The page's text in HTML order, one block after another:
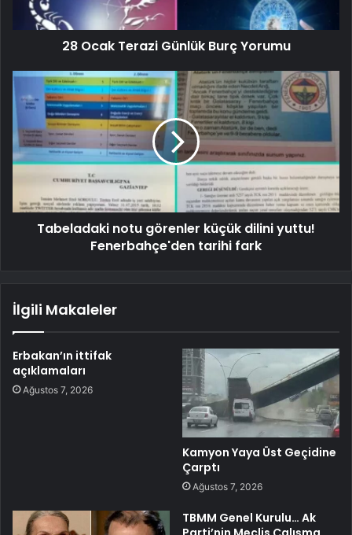
28 Ocak Terazi Günlük Burç Yorumu
Tabeladaki notu görenler küçük dilini yuttu!
Fenerbahçe'den tarihi fark
İlgili Makaleler
Erbakan’ın ittifak
açıklamaları
Ağustos 7, 2026
Kamyon Yaya Üst Geçidine
Çarptı
Ağustos 7, 2026
TBMM Genel Kurulu… Ak